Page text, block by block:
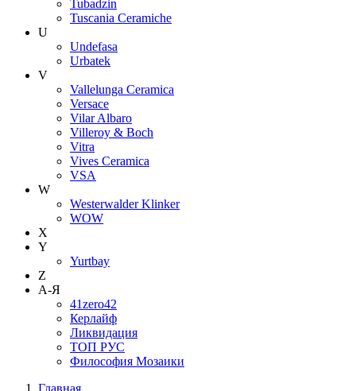
Tubadzin
Tuscania Ceramiche
U
Undefasa
Urbatek
V
Vallelunga Ceramica
Versace
Vilar Albaro
Villeroy & Boch
Vitra
Vives Ceramica
VSA
W
Westerwalder Klinker
WOW
X
Y
Yurtbay
Z
А-Я
41zero42
Керлайф
Ликвидация
ТОП РУС
Философия Мозаики
Главная